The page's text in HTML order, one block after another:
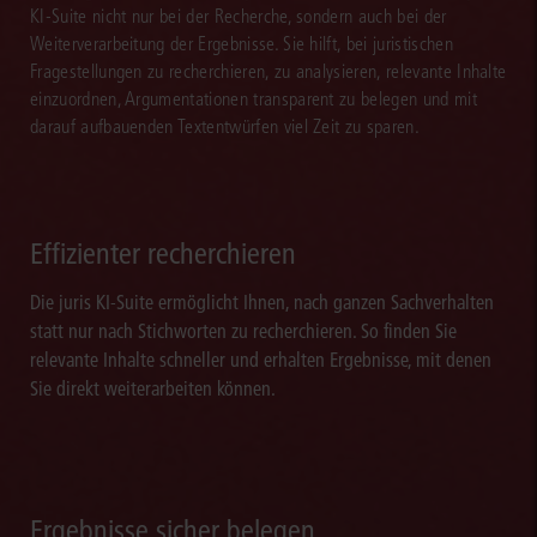
Mail informiert. Dank juris sind Sie schneller aktuell.
KI-Suite nicht nur bei der Recherche, sondern auch bei der
Weiterverarbeitung der Ergebnisse. Sie hilft, bei juristischen
Fragestellungen zu recherchieren, zu analysieren, relevante Inhalte
einzuordnen, Argumentationen transparent zu belegen und mit
darauf aufbauenden Textentwürfen viel Zeit zu sparen.
Effizienter recherchieren
Die juris KI-Suite ermöglicht Ihnen, nach ganzen Sachverhalten
statt nur nach Stichworten zu recherchieren. So finden Sie
relevante Inhalte schneller und erhalten Ergebnisse, mit denen
Sie direkt weiterarbeiten können.